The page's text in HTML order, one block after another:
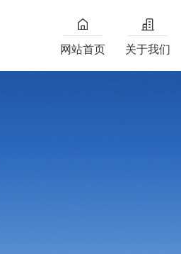
网站首页 关于我们